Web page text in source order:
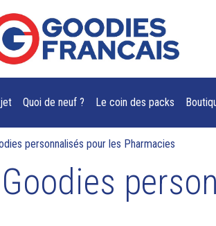
Quoi de neuf ? Le coin des packs
personnalisés pour les Pharmacies